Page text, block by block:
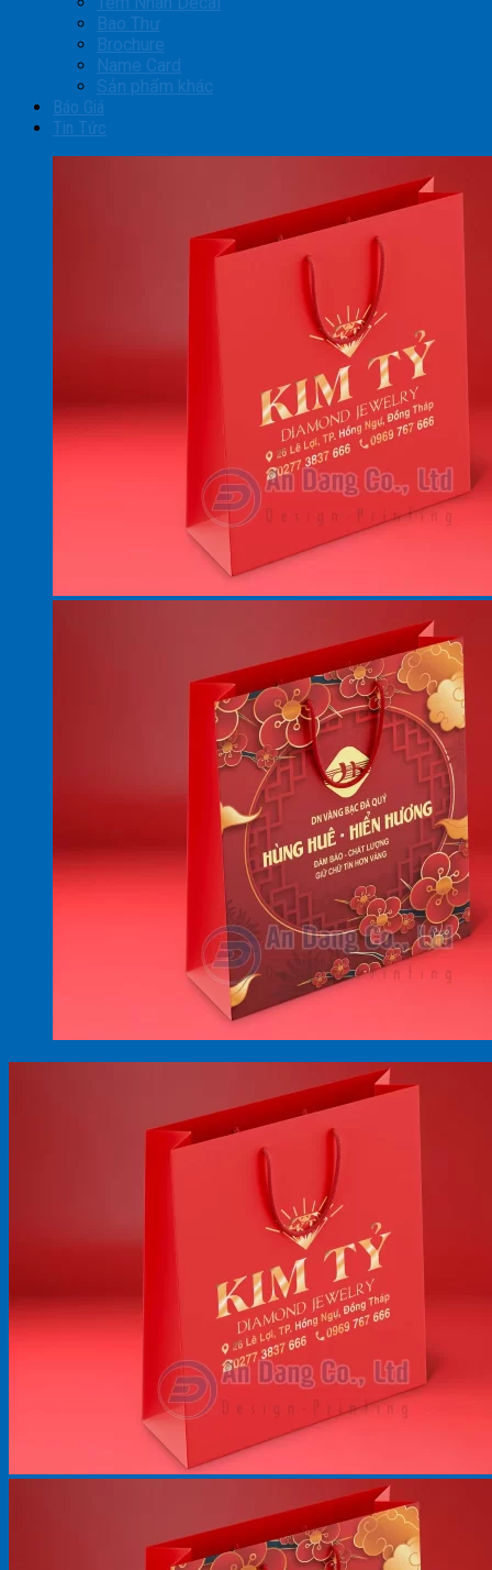
Bao Thư
Brochure
Name Card
Sản phẩm khác
Báo Giá
Tin Tức